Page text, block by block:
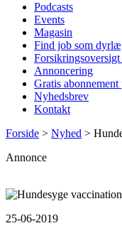
Podcasts
Events
Magasin
Find job som
Annoncering
Gratis
Nyhedsbrev
Kontakt
Forside > Nyhed >
Annonce
25-06-2019